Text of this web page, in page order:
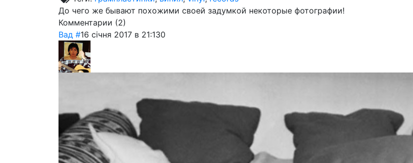
До чего же бывают похожими своей задумкой некоторые фотографии!
Комментарии (2)
Вад #16 січня 2017 в 21:130